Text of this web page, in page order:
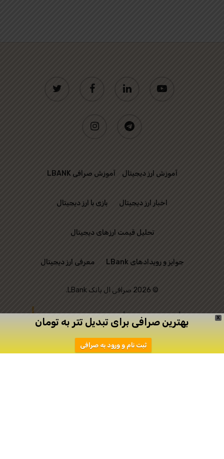
facebook linkedin
instagram telegram
آموزش ارز دیجیتال آموزش صرافی LBANK
اخبار ارز دیجیتال بازی با ارز دیجیتال
تحلیل قیمت ارزهای دیجیتال
جوایز و رویدادهای LBank معرفی ارز دیجیتال
© 2026 صرافی ال بانک LBank.
این وب‌ سایت رسمی
صرافی LBank نیست و
X بهترین صرافی برای تبدیل تتر به تومان
ثبت نام و ورود به صرافی